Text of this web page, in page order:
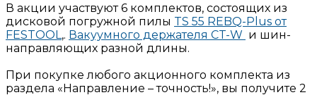
В акции участвуют 6 комплектов, состоящих из
дисковой погружной пилы TS 55 REBQ-Plus от
FESTOOL ,. Вакуумного держателя CT-W и шин-
направляющих разной длины.
При покупке любого акционного комплекта из
раздела «Направление – точность!», вы получите 2